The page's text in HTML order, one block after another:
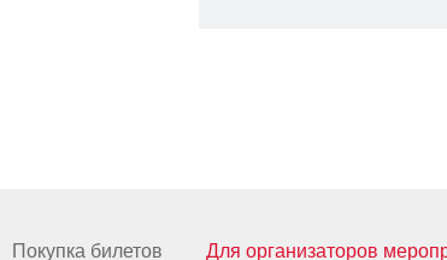
Покупка билетов Для организаторов